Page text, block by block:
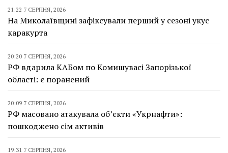
21:22 7 СЕРПНЯ, 2026
На Миколаївщині зафіксували перший у сезоні укус
каракурта
20:20 7 СЕРПНЯ, 2026
РФ вдарила КАБом по Комишувасі Запорізької
області: є поранений
20:09 7 СЕРПНЯ, 2026
РФ масовано атакувала об’єкти «Укрнафти»:
пошкоджено сім активів
19:31 7 СЕРПНЯ, 2026